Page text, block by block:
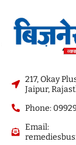
217, Okay
Jaipur,
Phone:
Email: